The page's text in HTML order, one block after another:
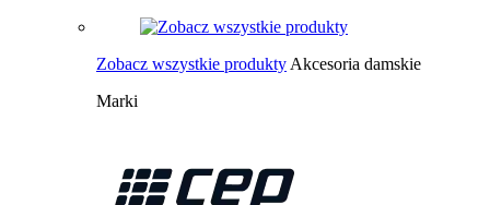
Zobacz wszystkie produkty Akcesoria damskie
Marki